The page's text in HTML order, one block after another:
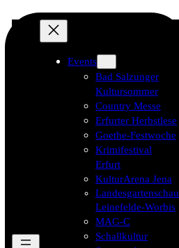
Events
Bad Salzunger
Kultursommer
Country Messe
Erfurter Herbstlese
Goethe-Festwoche
Krimifestival
Erfurt
KulturArena Jena
Landesgartenschau
Leinefelde-Worbis
MAG-C
Schallkultur